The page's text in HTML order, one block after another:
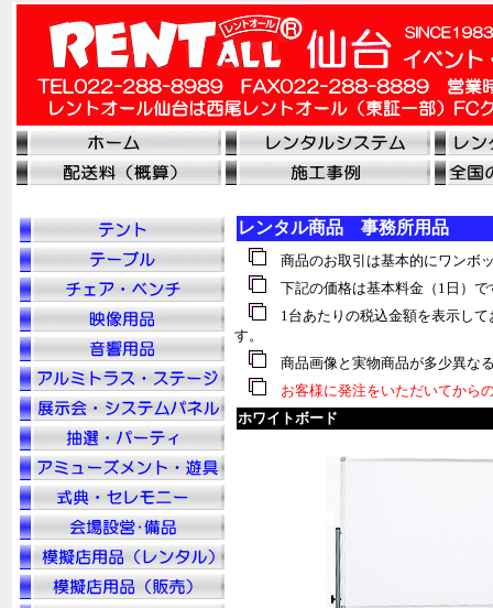
レンタル商品 事務所用品
商品のお取引は基本的にワンボ
下記の価格は基本料金（1日）で
1台あたりの税込金額を表示して
す。
商品画像と実物商品が多少異な
お客様に発注をいただいてから
ホワイトボード